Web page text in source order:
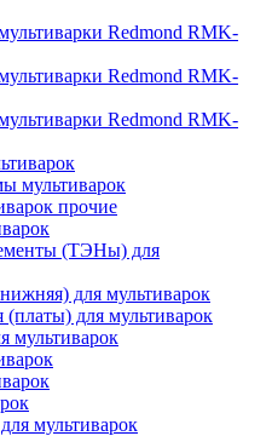
Redmond RMK-
Redmond RMK-
Redmond RMK-
мультиварок
прочие
(ТЭНы) для
для мультиварок
для мультиварок
мультиварок
мультиварок